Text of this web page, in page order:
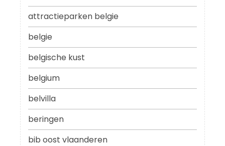
attractieparken belgie
belgie
belgische kust
belgium
belvilla
beringen
bib oost vlaanderen